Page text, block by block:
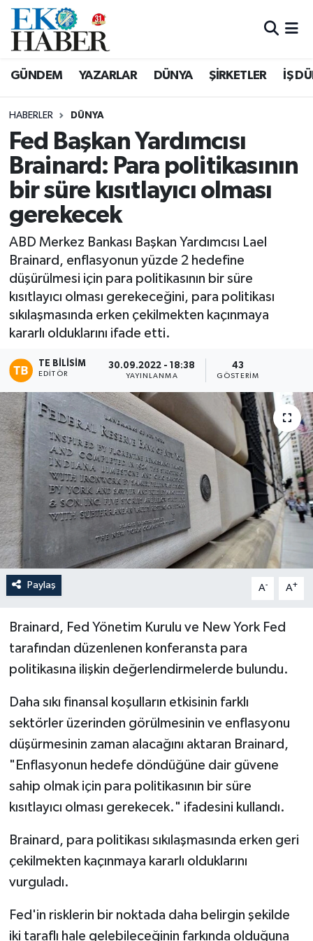
GÜNDEM YAZARLAR DÜNYA ŞİRKETLER İŞ
HABERLER DÜNYA
Fed Başkan Yardımcısı
Brainard: Para politikasının
bir süre kısıtlayıcı olması
gerekecek
ABD Merkez Bankası Başkan Yardımcısı Lael
Brainard, enflasyonun yüzde 2 hedefine
düşürülmesi için para politikasının bir süre
kısıtlayıcı olması gerekeceğini, para politikası
sıkılaşmasında erken çekilmekten kaçınmaya
kararlı olduklarını ifade etti.
TE BILISIM
EDITÖR
30.09.2022 - 18:38
YAYINLANMA
43
GÖSTERIM
Paylaş A- A+
Brainard, Fed Yönetim Kurulu ve New York Fed
tarafından düzenlenen konferansta para
politikasına ilişkin değerlendirmelerde bulundu.
Daha sıkı finansal koşulların etkisinin farklı
sektörler üzerinden görülmesinin ve enflasyonu
düşürmesinin zaman alacağını aktaran Brainard,
"Enflasyonun hedefe döndüğüne dair güvene
sahip olmak için para politikasının bir süre
kısıtlayıcı olması gerekecek." ifadesini kullandı.
Brainard, para politikası sıkılaşmasında erken geri
çekilmekten kaçınmaya kararlı olduklarını
vurguladı.
Fed'in risklerin bir noktada daha belirgin şekilde
iki taraflı hale gelebileceğinin farkında olduğuna
Hava Durumu
Tüm Manşetler
Son Dakika Haberleri